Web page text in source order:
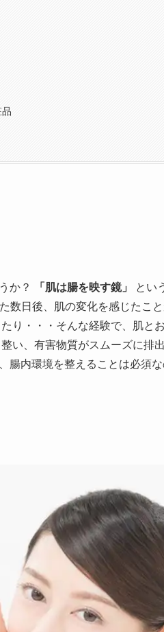
か？ 「肌は腸を映す鏡」
とい
日後、肌の変化を感じたこ
り・・・そんな経験で、肌と
い、有害物質がスムーズに排
腸内環境を整えることは必須